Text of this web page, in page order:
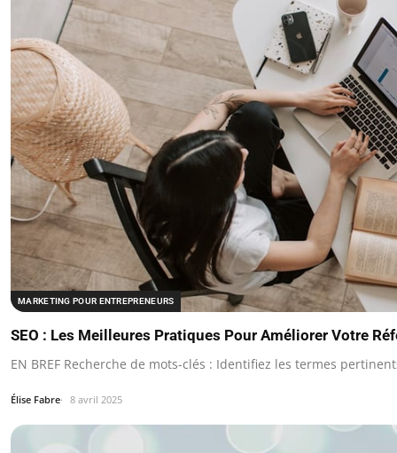
MARKETING POUR ENTREPRENEURS
SEO : Les Meilleures Pratiques Pour Améliorer Votre
EN BREF Recherche de mots-clés : Identifiez les termes
Élise Fabre 8 avril 2025